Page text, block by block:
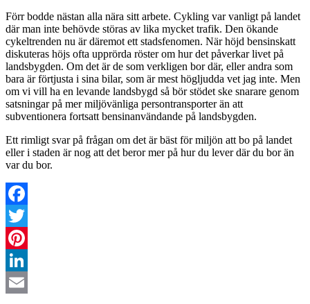
Förr bodde nästan alla nära sitt arbete. Cykling var vanligt på landet
där man inte behövde störas av lika mycket trafik. Den ökande
cykeltrenden nu är däremot ett stadsfenomen. När höjd bensinskatt
diskuteras höjs ofta upprörda röster om hur det påverkar livet på
landsbygden. Om det är de som verkligen bor där, eller andra som
bara är förtjusta i sina bilar, som är mest högljudda vet jag inte. Men
om vi vill ha en levande landsbygd så bör stödet ske snarare genom
satsningar på mer miljövänliga persontransporter än att
subventionera fortsatt bensinanvändande på landsbygden.
Ett rimligt svar på frågan om det är bäst för miljön att bo på landet
eller i staden är nog att det beror mer på hur du lever där du bor än
var du bor.
Facebook
Twitter
Pinterest
LinkedIn